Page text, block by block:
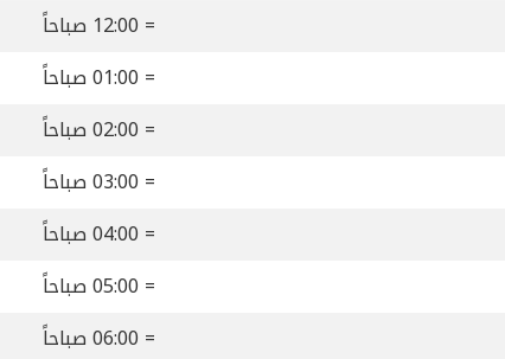
= 12:00 صباحاً
= 01:00 صباحاً
= 02:00 صباحاً
= 03:00 صباحاً
= 04:00 صباحاً
= 05:00 صباحاً
= 06:00 صباحاً